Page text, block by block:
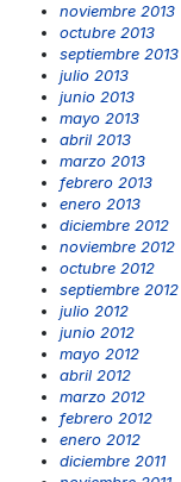
noviembre 2013
octubre 2013
septiembre 2013
julio 2013
junio 2013
mayo 2013
abril 2013
marzo 2013
febrero 2013
enero 2013
diciembre 2012
noviembre 2012
octubre 2012
septiembre 2012
julio 2012
junio 2012
mayo 2012
abril 2012
marzo 2012
febrero 2012
enero 2012
diciembre 2011